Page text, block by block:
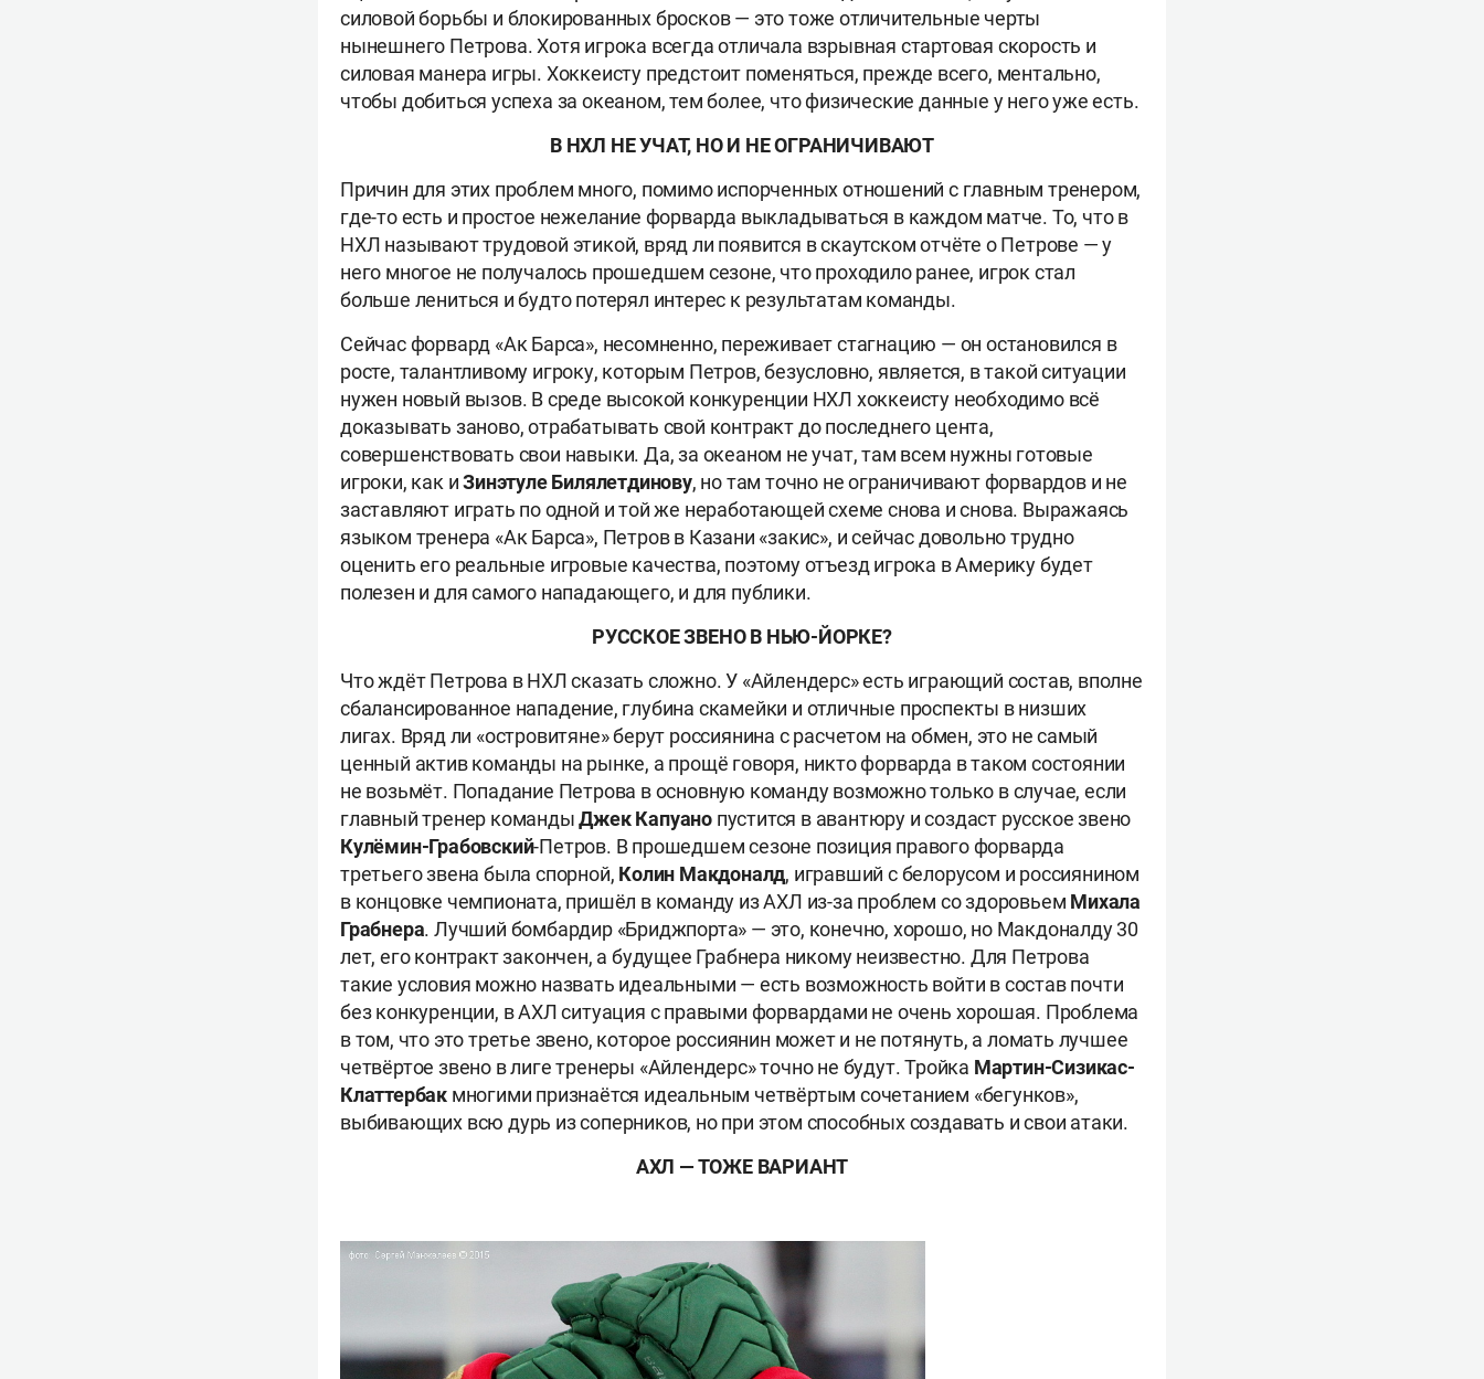
силовой борьбы и блокированных бросков — это тоже отличительные черты
нынешнего Петрова. Хотя игрока всегда отличала взрывная стартовая скорость и
силовая манера игры. Хоккеисту предстоит поменяться, прежде всего, ментально,
чтобы добиться успеха за океаном, тем более, что физические данные у него уже есть.
В НХЛ НЕ УЧАТ, НО И НЕ ОГРАНИЧИВАЮТ
Причин для этих проблем много, помимо испорченных отношений с главным тренером,
где-то есть и простое нежелание форварда выкладываться в каждом матче. То, что в
НХЛ называют трудовой этикой, вряд ли появится в скаутском отчёте о Петрове — у
него многое не получалось прошедшем сезоне, что проходило ранее, игрок стал
больше лениться и будто потерял интерес к результатам команды.
Сейчас форвард «Ак Барса», несомненно, переживает стагнацию — он остановился в
росте, талантливому игроку, которым Петров, безусловно, является, в такой ситуации
нужен новый вызов. В среде высокой конкуренции НХЛ хоккеисту необходимо всё
доказывать заново, отрабатывать свой контракт до последнего цента,
совершенствовать свои навыки. Да, за океаном не учат, там всем нужны готовые
игроки, как иЗинэтуле Билялетдинову, но там точно не ограничивают форвардов и не
заставляют играть по одной и той же неработающей схеме снова и снова. Выражаясь
языком тренера «Ак Барса», Петров в Казани «закис», и сейчас довольно трудно
оценить его реальные игровые качества, поэтому отъезд игрока в Америку будет
полезен и для самого нападающего, и для публики.
РУССКОЕ ЗВЕНО В НЬЮ-ЙОРКЕ?
Что ждёт Петрова в НХЛ сказать сложно. У «Айлендерс» есть играющий состав, вполне
сбалансированное нападение, глубина скамейки и отличные проспекты в низших
лигах. Вряд ли «островитяне» берут россиянина с расчетом на обмен, это не самый
ценный актив команды на рынке, а прощё говоря, никто форварда в таком состоянии
не возьмёт. Попадание Петрова в основную команду возможно только в случае, если
главный тренер командыДжек Капуано пустится в авантюру и создаст русское звено
Кулёмин-Грабовский-Петров. В прошедшем сезоне позиция правого форварда
третьего звена была спорной, Колин Макдоналд, игравший с белорусом и россиянином
в концовке чемпионата, пришёл в команду из АХЛ из-за проблем со здоровьем Михала
Грабнера. Лучший бомбардир «Бриджпорта» — это, конечно, хорошо, но Макдоналду 30
лет, его контракт закончен, а будущее Грабнера никому неизвестно. Для Петрова
такие условия можно назвать идеальными — есть возможность войти в состав почти
без конкуренции, в АХЛ ситуация с правыми форвардами не очень хорошая. Проблема
в том, что это третье звено, которое россиянин может и не потянуть, а ломать лучшее
четвёртое звено в лиге тренеры «Айлендерс» точно не будут. Тройка Мартин-Сизикас-
Клаттербак многими признаётся идеальным четвёртым сочетанием «бегунков»,
выбивающих всю дурь из соперников, но при этом способных создавать и свои атаки.
АХЛ — ТОЖЕ ВАРИАНТ